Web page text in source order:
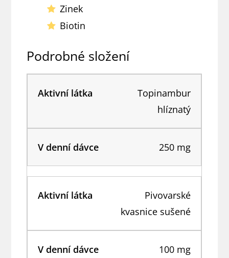
Zinek
Biotin
Podrobné složení
Topinambur
hlíznatý
250 mg
Pivovarské
kvasnice sušené
100 mg